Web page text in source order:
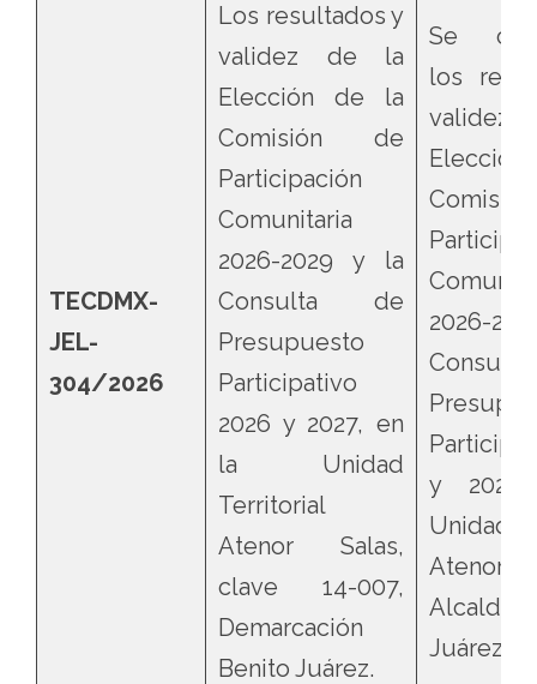
TECDMX-
JEL-
304/2026
Los resultados y
validez de la
Elección de la
Comisión de
Participación
Comunitaria
2026-2029 y la
Consulta de
Presupuesto
Participativo
2026 y 2027, en
la Unidad
Territorial
Atenor Salas,
clave 14-007,
Demarcación
Benito Juárez.
Se
los
2026-
y
Unidad
Atenor
Juárez.